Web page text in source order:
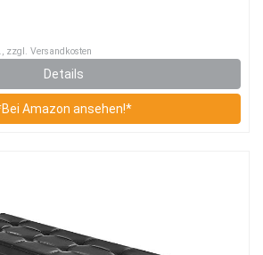
– Grau
zzgl. Versandkosten
Details
Amazon ansehen!*